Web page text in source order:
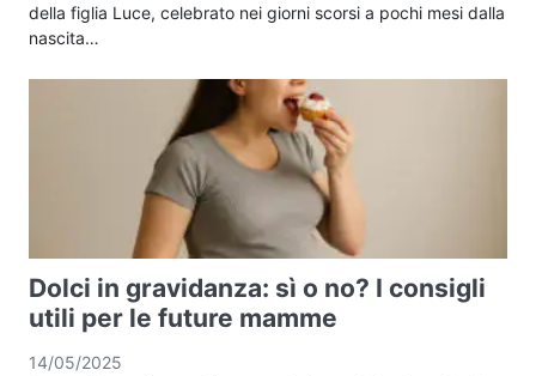
della figlia Luce, celebrato nei giorni scorsi a pochi mesi dalla
nascita…
Dolci in gravidanza: sì o no? I consigli
utili per le future mamme
14/05/2025